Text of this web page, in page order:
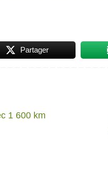
Partager
1 600 km